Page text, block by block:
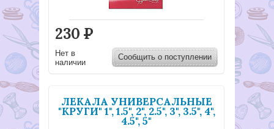
230 Р
Нет в
наличии
Сообщить о поступлении
ЛЕКАЛА УНИВЕРСАЛЬНЫЕ
"КРУГИ" 1", 1.5", 2", 2.5", 3", 3.5", 4",
4.5", 5"